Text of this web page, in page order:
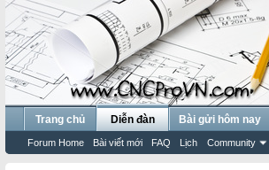
Trang chủ Diễn đàn
Forum Home Bài viết mới FAQ Lịch Community
Bài gửi hôm nay